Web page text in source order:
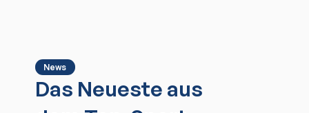
News
Das Neueste aus